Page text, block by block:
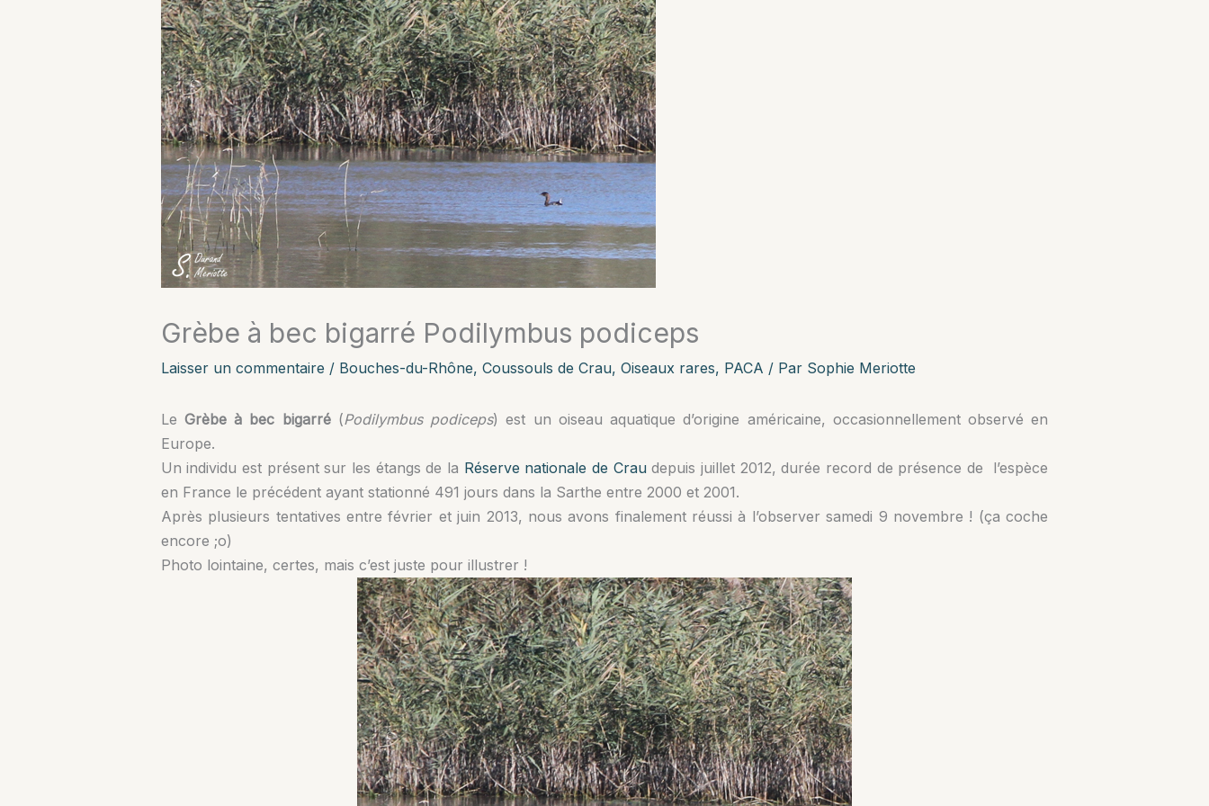
Grèbe à bec bigarré Podilymbus podiceps
Laisser un commentaire / Bouches-du-Rhône, Coussouls de Crau, Oiseaux rares, PACA / Par Sophie Meriotte
Le Grèbe à bec bigarré(Podilymbus podiceps) est un oiseau aquatique d’origine américaine, occasionnellement observé en
Europe.
Un individu est présent sur les étangs de la Réserve nationale de Craudepuis juillet 2012, durée record de présence de l’espèce
en France le précédent ayant stationné 491 jours dans la Sarthe entre 2000 et 2001.
Après plusieurs tentatives entre février et juin 2013, nous avons finalement réussi à l’observer samedi 9 novembre ! (ça coche
encore ;o)
Photo lointaine, certes, mais c’est juste pour illustrer !